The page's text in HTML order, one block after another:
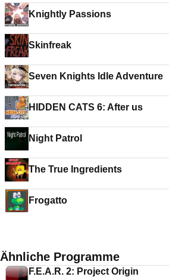
Knightly Passions
Skinfreak
Seven Knights Idle Adventure
HIDDEN CATS 6: After us
Night Patrol
The True Ingredients
Frogatto
Ähnliche Programme
F.E.A.R. 2: Project Origin